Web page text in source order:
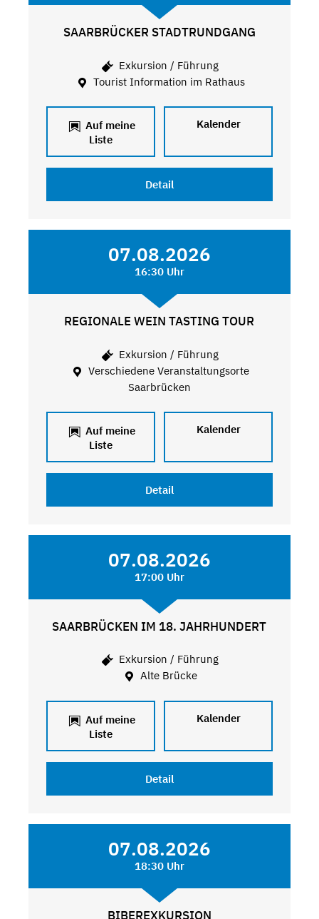
SAARBRÜCKER STADTRUNDGANG
Exkursion / Führung
Tourist Information im Rathaus
Auf meine
Liste
Kalender
Detail
07.08.2026
16:30 Uhr
REGIONALE WEIN TASTING TOUR
Exkursion / Führung
Verschiedene Veranstaltungsorte
Saarbrücken
Auf meine
Liste
Kalender
Detail
07.08.2026
17:00 Uhr
SAARBRÜCKEN IM 18. JAHRHUNDERT
Exkursion / Führung
Alte Brücke
Auf meine
Liste
Kalender
Detail
07.08.2026
18:30 Uhr
BIBEREXKURSION